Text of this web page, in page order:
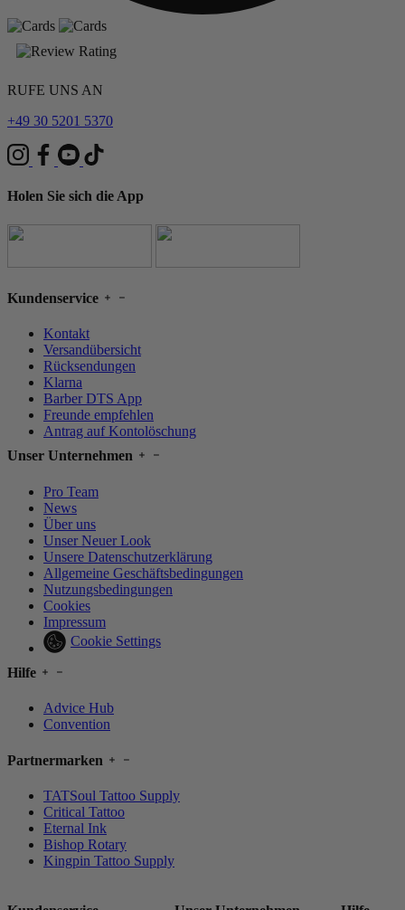
RUFE UNS AN
+49 30 5201 5370
Holen Sie sich die App
Kundenservice
Kontakt
Versandübersicht
Rücksendungen
Klarna
Barber DTS App
Freunde empfehlen
Antrag auf Kontolöschung
Unser Unternehmen
Pro Team
News
Über uns
Unser Neuer Look
Unsere Datenschutzerklärung
Allgemeine Geschäftsbedingungen
Nutzungsbedingungen
Cookies
Impressum
Cookie Settings
Hilfe
Advice Hub
Convention
Partnermarken
TATSoul Tattoo Supply
Critical Tattoo
Eternal Ink
Bishop Rotary
Kingpin Tattoo Supply